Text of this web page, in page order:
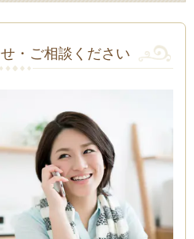
・ご相談ください